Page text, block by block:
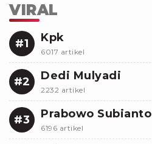
VIRAL
#1 Kpk
6017 artikel
#2 Dedi Mulyadi
2232 artikel
#3 Prabowo Subianto
6196 artikel